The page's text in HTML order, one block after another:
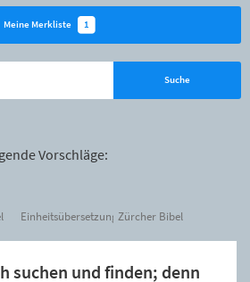
Meine Merkliste 1
Vorschläge:
Einheitsübersetzung Zürcher Bibel
suchen und finden; denn